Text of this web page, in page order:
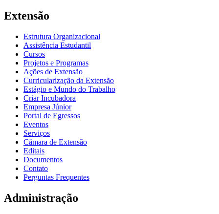
Extensão
Estrutura Organizacional
Assistência Estudantil
Cursos
Projetos e Programas
Ações de Extensão
Curricularização da Extensão
Estágio e Mundo do Trabalho
Criar Incubadora
Empresa Júnior
Portal de Egressos
Eventos
Serviços
Câmara de Extensão
Editais
Documentos
Contato
Perguntas Frequentes
Administração